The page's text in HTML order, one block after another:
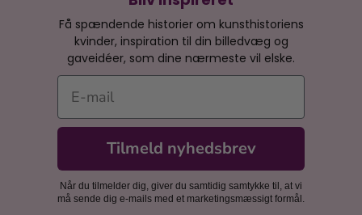
Få spændende historier om kunsthistoriens
kvinder, inspiration til din billedvæg og
gaveidéer, som dine nærmeste vil elske.
E-mail
Tilmeld nyhedsbrev
Når du tilmelder dig, giver du samtidig samtykke til, at vi
må sende dig e-mails med et marketingsmæssigt formål.